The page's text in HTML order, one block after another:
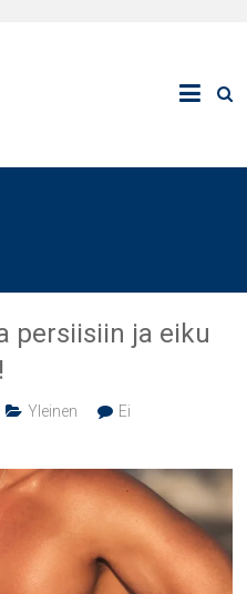
persiisiin ja eiku
Yleinen
Ei